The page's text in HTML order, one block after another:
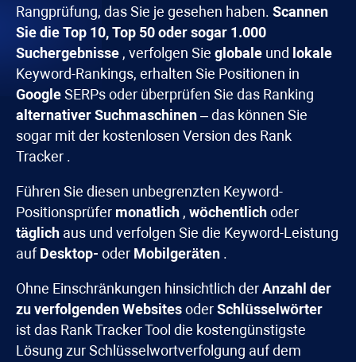
Rangprüfung, das Sie je gesehen haben. Scannen
Sie die Top 10, Top 50 oder sogar 1.000
Suchergebnisse , verfolgen Sie globale und lokale
Keyword-Rankings, erhalten Sie Positionen in
GoogleSERPs oder überprüfen Sie das Ranking
alternativer Suchmaschinen– das können Sie
sogar mit der kostenlosen Version des Rank
Tracker .
Führen Sie diesen unbegrenzten Keyword-
Positionsprüfer monatlich , wöchentlichoder
täglich aus und verfolgen Sie die Keyword-Leistung
aufDesktop- oder Mobilgeräten .
Ohne Einschränkungen hinsichtlich derAnzahl der
zu verfolgenden WebsitesoderSchlüsselwörter
ist das Rank TrackerTool die kostengünstigste
Lösung zur Schlüsselwortverfolgung auf dem